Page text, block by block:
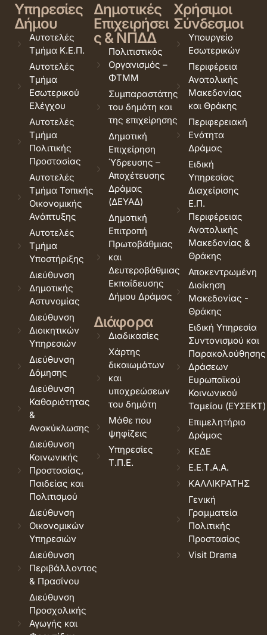
Υπηρεσίες
Δήμου
Αυτοτελές
Τμήμα Κ.Ε.Π.
Αυτοτελές
Τμήμα
Εσωτερικού
Ελέγχου
Αυτοτελές
Τμήμα
Πολιτικής
Προστασίας
Αυτοτελές
Τμήμα Τοπικής
Οικονομικής
Ανάπτυξης
Αυτοτελές
Τμήμα
Υποστήριξης
Διεύθυνση
Δημοτικής
Αστυνομίας
Διεύθυνση
Διοικητικών
Υπηρεσιών
Διεύθυνση
Δόμησης
Διεύθυνση
Καθαριότητας
&
Ανακύκλωσης
Διεύθυνση
Κοινωνικής
Προστασίας,
Παιδείας και
Πολιτισμού
Διεύθυνση
Οικονομικών
Υπηρεσιών
Διεύθυνση
Περιβάλλοντος
& Πρασίνου
Διεύθυνση
Προσχολικής
Αγωγής και
Δημοτικές
Επιχειρήσει
ς & ΝΠΔΔ
Πολιτιστικός
Οργανισμός –
ΦΤΜΜ
Συμπαραστάτης
του δημότη και
της επιχείρησης
Δημοτική
Επιχείρηση
Ύδρευσης –
Αποχέτευσης
Δράμας
(ΔΕΥΑΔ)
Δημοτική
Επιτροπή
Πρωτοβάθμιας
και
Δευτεροβάθμιας
Εκπαίδευσης
Δήμου Δράμας
Διάφορα
Διαδικασίες
Χάρτης
δικαιωμάτων
και
υποχρεώσεων
του δημότη
Μάθε που
ψηφίζεις
Υπηρεσίες
Τ.Π.Ε.
Χρήσιμοι
Σύνδεσμοι
Υπουργείο
Εσωτερικών
Περιφέρεια
Ανατολικής
Μακεδονίας
και Θράκης
Περιφερειακή
Ενότητα
Δράμας
Ειδική
Υπηρεσίας
Διαχείρισης
Ε.Π.
Περιφέρειας
Ανατολικής
Μακεδονίας &
Θράκης
Αποκεντρωμένη
Διοίκηση
Μακεδονίας -
Θράκης
Ειδική Υπηρεσία
Συντονισμού και
Παρακολούθησης
Δράσεων
Ευρωπαϊκού
Κοινωνικού
Ταμείου (ΕΥΣΕΚΤ)
Επιμελητήριο
Δράμας
ΚΕΔΕ
Ε.Ε.Τ.Α.Α.
ΚΑΛΛΙΚΡΑΤΗΣ
Γενική
Γραμματεία
Πολιτικής
Προστασίας
Visit Drama